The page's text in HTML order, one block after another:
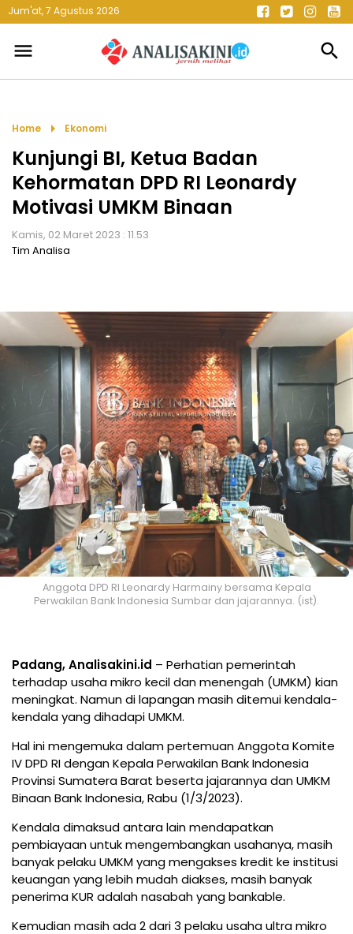
Jum'at, 7 Agustus 2026
menu search
Home arrow_right Ekonomi
Kunjungi BI, Ketua Badan
Kehormatan DPD RI Leonardy
Motivasi UMKM Binaan
Kamis, 02 Maret 2023 : 11.53
Tim Analisa
Anggota DPD RI Leonardy Harmainy bersama Kepala
Perwakilan Bank Indonesia Sumbar dan jajarannya. (ist).
Padang, Analisakini.id – Perhatian pemerintah
terhadap usaha mikro kecil dan menengah (UMKM) kian
meningkat. Namun di lapangan masih ditemui kendala-
kendala yang dihadapi UMKM.
Hal ini mengemuka dalam pertemuan Anggota Komite
IV DPD RI dengan Kepala Perwakilan Bank Indonesia
Provinsi Sumatera Barat beserta jajarannya dan UMKM
Binaan Bank Indonesia, Rabu (1/3/2023).
Kendala dimaksud antara lain mendapatkan
pembiayaan untuk mengembangkan usahanya, masih
banyak pelaku UMKM yang mengakses kredit ke institusi
keuangan yang lebih mudah diakses, masih banyak
penerima KUR adalah nasabah yang bankable.
Kemudian masih ada 2 dari 3 pelaku usaha ultra mikro